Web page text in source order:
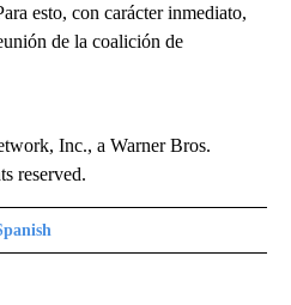
esto, con carácter inmediato,
de la coalición de
Inc., a Warner Bros.
reserved.